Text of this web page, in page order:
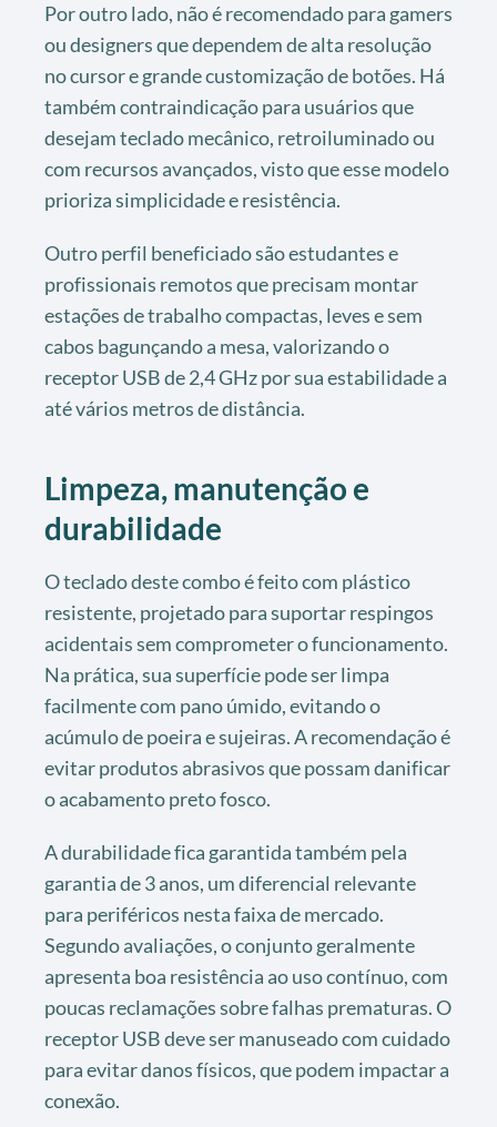
Por outro lado, não é recomendado para gamers
ou designers que dependem de alta resolução
no cursor e grande customização de botões. Há
também contraindicação para usuários que
desejam teclado mecânico, retroiluminado ou
com recursos avançados, visto que esse modelo
prioriza simplicidade e resistência.
Outro perfil beneficiado são estudantes e
profissionais remotos que precisam montar
estações de trabalho compactas, leves e sem
cabos bagunçando a mesa, valorizando o
receptor USB de 2,4 GHz por sua estabilidade a
até vários metros de distância.
Limpeza, manutenção e
durabilidade
O teclado deste combo é feito com plástico
resistente, projetado para suportar respingos
acidentais sem comprometer o funcionamento.
Na prática, sua superfície pode ser limpa
facilmente com pano úmido, evitando o
acúmulo de poeira e sujeiras. A recomendação é
evitar produtos abrasivos que possam danificar
o acabamento preto fosco.
A durabilidade fica garantida também pela
garantia de 3 anos, um diferencial relevante
para periféricos nesta faixa de mercado.
Segundo avaliações, o conjunto geralmente
apresenta boa resistência ao uso contínuo, com
poucas reclamações sobre falhas prematuras. O
receptor USB deve ser manuseado com cuidado
para evitar danos físicos, que podem impactar a
conexão.